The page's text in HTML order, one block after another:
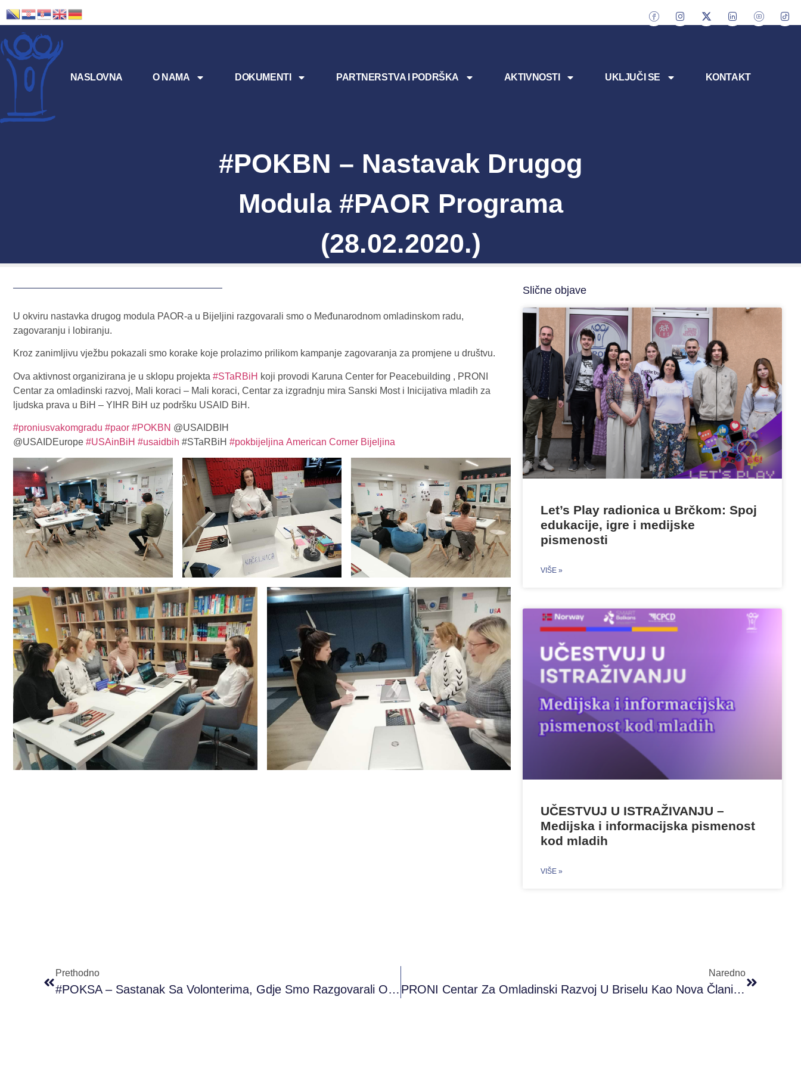
NASLOVNA O NAMA DOKUMENTI PARTNERSTVA I PODRŠKA AKTIVNOSTI UKLJUČI SE KONTAKT
#POKBN – Nastavak Drugog
Modula #PAOR Programa
(28.02.2020.)
U okviru nastavka drugog modula PAOR-a u Bijeljini razgovarali smo o Međunarodnom omladinskom radu,
zagovaranju i lobiranju.
Kroz zanimljivu vježbu pokazali smo korake koje prolazimo prilikom kampanje zagovaranja za promjene u društvu.
Ova aktivnost organizirana je u sklopu projekta #STaRBiH koji provodi Karuna Center for Peacebuilding , PRONI
Centar za omladinski razvoj, Mali koraci – Mali koraci, Centar za izgradnju mira Sanski Most i Inicijativa mladih za
ljudska prava u BiH – YIHR BiH uz podršku USAID BiH.
#proniusvakomgradu #paor #POKBN @USAIDBIH
@USAIDEurope #USAinBiH #usaidbih #STaRBiH #pokbijeljina American Corner Bijeljina
Slične objave
Let’s Play radionica u Brčkom: Spoj
edukacije, igre i medijske
pismenosti
VIŠE »
UČESTVUJ U ISTRAŽIVANJU –
Medijska i informacijska pismenost
kod mladih
VIŠE »
Prethodno
#POKSA – Sastanak Sa Volonterima, Gdje Smo Razgovarali O Budućim Aktivnostima Koje Će Oni Realizovati U Našem Klubu, Te Kako Napisati I Realizovati Svoje Radionice (26.02.2020.)
Naredno
PRONI Centar Za Omladinski Razvoj U Briselu Kao Nova Članica European Youth Card Association (03.03.2020.)